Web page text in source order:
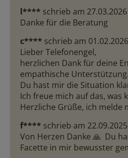
l**** schrieb am 27.03.2026
Danke für die Beratung
c**** schrieb am 01.02.2026
Lieber Telefonengel,
herzlichen Dank für deine
empathische Unterstützung.
Du hast mir die Situation
Ich freue mich auf das, was
Herzliche Grüße, ich melde
f**** schrieb am 22.09.2025
Von Herzen Danke 🙏  Du
Facette in mir bewusster